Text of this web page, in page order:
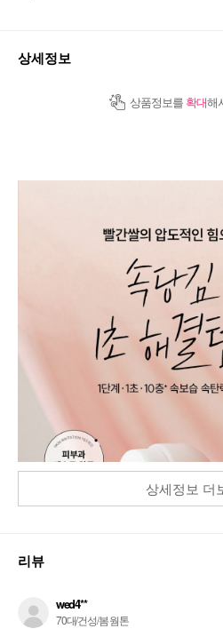
상세정보
상품정보를 확대해
상세정보 더
리뷰
wed4**
70대/건성/봄 웜톤